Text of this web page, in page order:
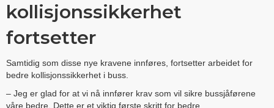
kollisjonssikkerhet
fortsetter
Samtidig som disse nye kravene innføres, fortsetter arbeidet for
bedre kollisjonssikkerhet i buss.
– Jeg er glad for at vi nå innfører krav som vil sikre bussjåførene
våre bedre. Dette er et viktig første skritt for bedre